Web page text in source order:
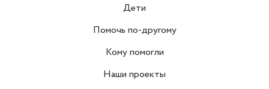
Дети
Помочь по-другому
Кому помогли
Наши проекты